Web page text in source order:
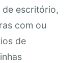
de escritório,
com ou
de